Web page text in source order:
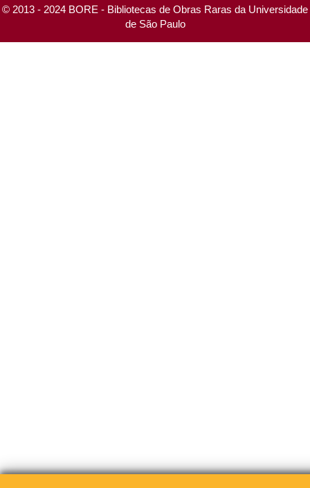
© 2013 - 2024 BORE - Bibliotecas de Obras Raras da Universidade
de São Paulo